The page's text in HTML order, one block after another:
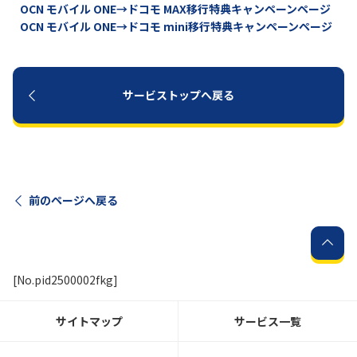
OCN モバイル ONE→ドコモ MAX移行特典キャンペーンページ
OCN モバイル ONE→ドコモ mini移行特典キャンペーンページ
サービストップへ戻る
前のページへ戻る
[No.pid2500002fkg]
サイトマップ サービス一覧